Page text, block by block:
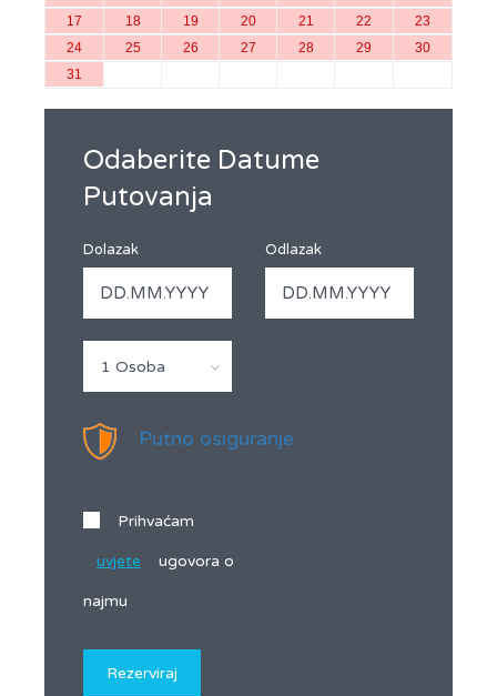
17
18 19 20 21 22
23
24
25 26 27 28 29
30
31
Odaberite Datume
Putovanja
Dolazak Odlazak
1 Osoba
Putno osiguranje
Prihvaćam
uvjete ugovora o
najmu